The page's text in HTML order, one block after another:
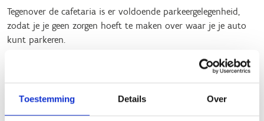
Toestemming Details Over
Tegenover de cafetaria is er voldoende parkeergelegenheid,
zodat je je geen zorgen hoeft te maken over waar je je auto
kunt parkeren.
Natuurlijke schoonheid:Onderweg kun je talloze
watervogels spotten en genieten van een diverse mix
van fauna en flora.